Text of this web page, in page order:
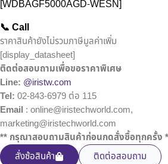
[WDBAGF5000AGD-WESN]
📞 Call
ราคาสินค้ายังไม่รวมภาษีมูลค่าเพิ่ม
[display_datasheet]
ติดต่อสอบถามเพื่อขอราคาพิเศษ
Line: @iristw.com
Tel: 02-843-6979 ต่อ 115
Email : online@iristechworld.com,
marketing@iristechworld.com
** กรุณาสอบถามสินค้าก่อนกดสั่งซื้อทุกครั้ง
สั่งซ้อสินค้า
ติดต่อสอบถาม